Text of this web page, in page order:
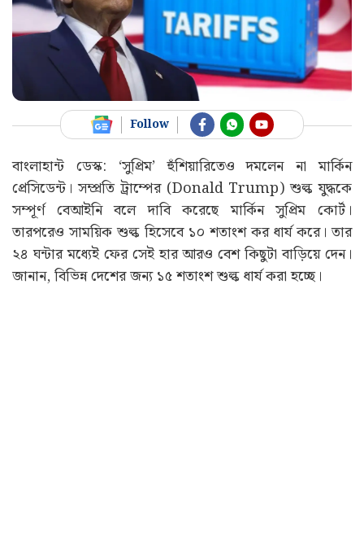
Follow
বাংলাহান্ট ডেস্ক: ‘সুপ্রিম’ হুঁশিয়ারিতেও দমলেন না মার্কিন
প্রেসিডেন্ট। সম্প্রতি ট্রাম্পের (Donald Trump) শুল্ক যুদ্ধকে
সম্পূর্ণ বেআইনি বলে দাবি করেছে মার্কিন সুপ্রিম কোর্ট।
তারপরেও সাময়িক শুল্ক হিসেবে ১০ শতাংশ কর ধার্য করে। তার
২৪ ঘন্টার মধ্যেই ফের সেই হার আরও বেশ কিছুটা বাড়িয়ে দেন।
জানান, বিভিন্ন দেশের জন্য ১৫ শতাংশ শুল্ক ধার্য করা হচ্ছে।